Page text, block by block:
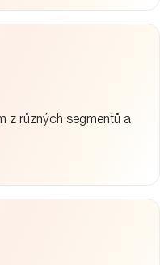
z různých segmentů a